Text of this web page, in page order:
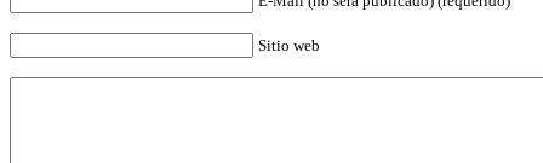
Sitio web